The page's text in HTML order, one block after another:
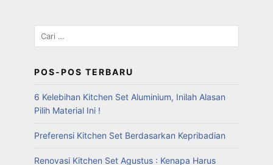
POS-POS TERBARU
6 Kelebihan Kitchen Set Aluminium, Inilah Alasan
Pilih Material Ini !
Preferensi Kitchen Set Berdasarkan Kepribadian
Renovasi Kitchen Set Agustus : Kenapa Harus